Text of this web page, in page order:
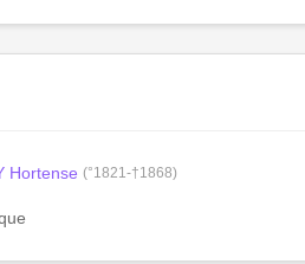
Hortense (°1821-†1868)